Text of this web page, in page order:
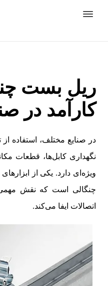
ریل بست
کارآمد در
در صنایع مختلف، استفاده
نگهداری کابل‌ها، قطعات
ویژه‌ای دارد. یکی از
چنگالی است که نقش مهمی
اتصالات ایفا می‌کند.